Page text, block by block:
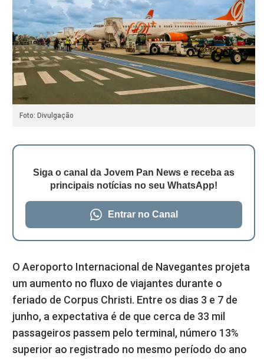
Foto: Divulgação
Siga o canal da Jovem Pan News e receba as
principais notícias no seu WhatsApp!
Entrar no Canal
O Aeroporto Internacional de Navegantes projeta
um aumento no fluxo de viajantes durante o
feriado de Corpus Christi. Entre os dias 3 e 7 de
junho, a expectativa é de que cerca de 33 mil
passageiros passem pelo terminal, número 13%
superior ao registrado no mesmo período do ano